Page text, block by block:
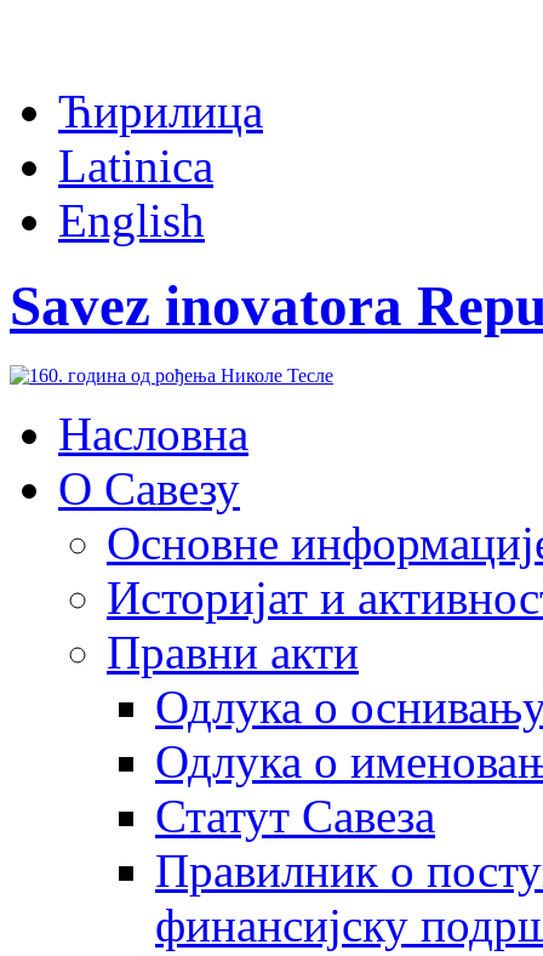
Ћирилица
Latinica
English
Savez inovatora
Насловна
О Савезу
Основне
Историјат и
Правни акти
Одлука о
Одлука о
Статут Савеза
Правилник о
финансијску